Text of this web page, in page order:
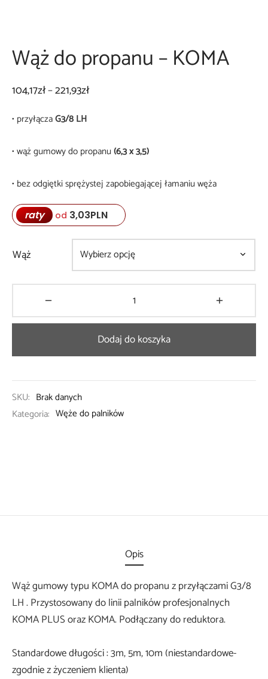
Wąż do propanu – KOMA
104,17zł–221,93złZakres
221,93zł
• przyłączaG3/8 LH
• wąż gumowy do propanu(6,3 x 3,5)
• bez odgiętki sprężystej zapobiegającej łamaniu węża
raty od 3,03PLN
Wąż
Dodaj do koszyka
SKU: Brak danych
Kategoria: Węże do palników
Opis
Wąż gumowy typu KOMA do propanu z przyłączami G3/8
LH . Przystosowany do linii palników profesjonalnych
KOMA PLUS oraz KOMA. Podłączany do reduktora.
Standardowe długości : 3m, 5m, 10m (niestandardowe-
zgodnie z życzeniem klienta)
na kółkach
węży